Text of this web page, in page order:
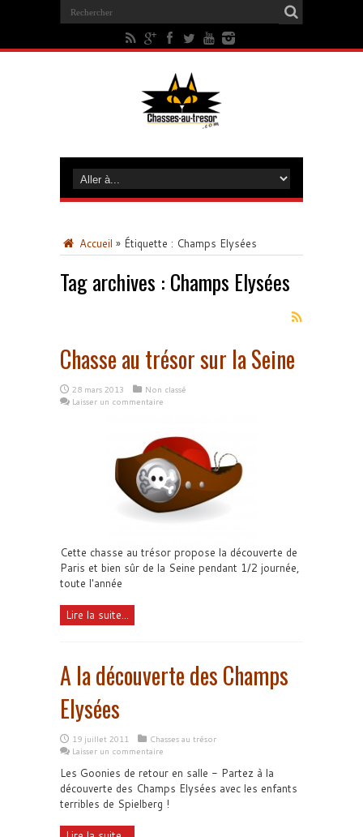
Accueil » Étiquette : Champs Elysées
Tag archives : Champs Elysées
Chasse au trésor sur la Seine
28 mars 2013
Non classé
Laisser un commentaire
Cette chasse au trésor propose la découverte de
Paris et bien sûr de la Seine pendant 1/2 journée,
toute l'année
Lire la suite...
A la découverte des Champs
Elysées
19 juillet 2011
Chasses au trésor
Laisser un commentaire
Les Goonies de retour en salle - Partez à la
découverte des Champs Elysées avec les enfants
terribles de Spielberg !